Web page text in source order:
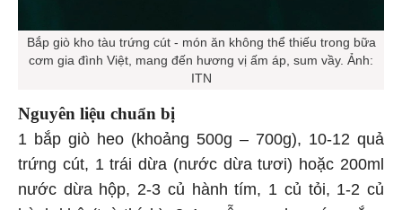
Bắp giò kho tàu trứng cút - món ăn không thể thiếu trong bữa
cơm gia đình Việt, mang đến hương vị ấm áp, sum vầy. Ảnh:
ITN
Nguyên liệu chuẩn bị
1 bắp giò heo (khoảng 500g – 700g), 10-12 quả
trứng cút, 1 trái dừa (nước dừa tươi) hoặc 200ml
nước dừa hộp, 2-3 củ hành tím, 1 củ tỏi, 1-2 củ